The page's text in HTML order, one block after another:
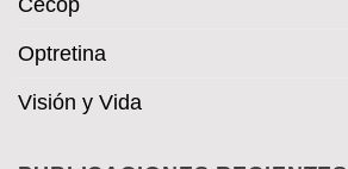
Optretina
Visión y Vida